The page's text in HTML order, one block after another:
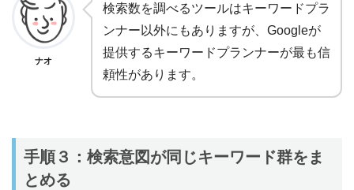
ナオ
検索数を調べるツールはキーワードプラ
ンナー以外にもありますが、Googleが
提供するキーワードプランナーが最も信
頼性があります。
手順３：検索意図が同じキーワード群をま
とめる